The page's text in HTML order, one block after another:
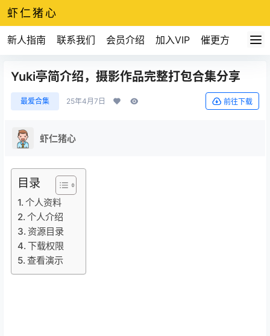
虾仁猪心
新人指南 联系我们 会员介绍 加入VIP 催更方式
Yuki亭简介绍，摄影作品完整打包合集分享
最爱合集 25年4月7日 前往下载
虾仁猪心
目录
个人资料
个人介绍
资源目录
下载权限
查看演示